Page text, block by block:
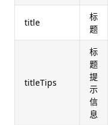
title
标
题
titleTips
标
题
提
示
信
息